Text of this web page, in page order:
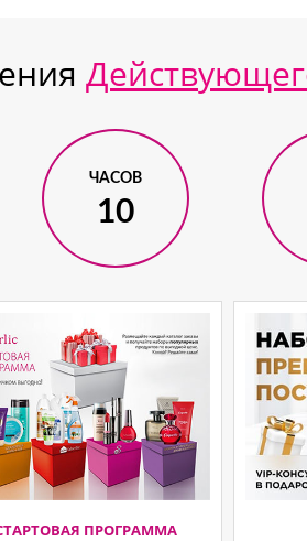
ЧАСОВ
10
ПРОГРАММА